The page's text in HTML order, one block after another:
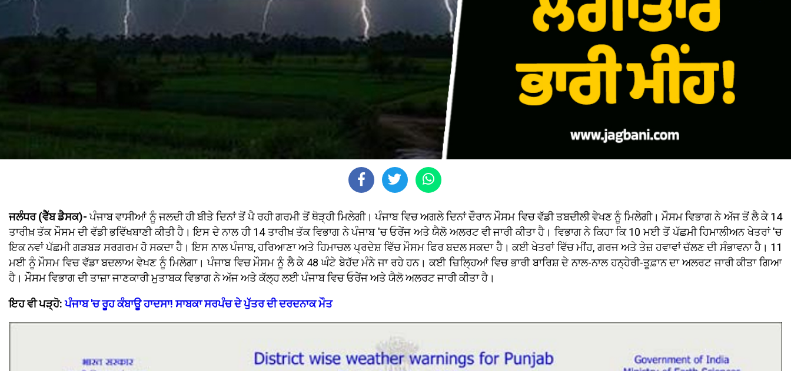
ਜਲੰਧਰ (ਵੈੱਬ ਡੈਸਕ)-ਪੰਜਾਬ ਵਾਸੀਆਂ ਨੂੰ ਜਲਦੀ ਹੀ ਬੀਤੇ ਦਿਨਾਂ ਤੋਂ ਪੈ ਰਹੀ ਗਰਮੀ ਤੋਂ ਥੋੜ੍ਹੀ ਮਿਲੇਗੀ। ਪੰਜਾਬ ਵਿਚ ਅਗਲੇ ਦਿਨਾਂ ਦੌਰਾਨ ਮੌਸਮ ਵਿਚ ਵੱਡੀ ਤਬਦੀਲੀ ਵੇਖਣ ਨੂੰ ਮਿਲੇਗੀ। ਮੌਸਮ ਵਿਭਾਗ ਨੇ ਅੱਜ ਤੋਂ ਲੈ ਕੇ 14
ਤਾਰੀਖ਼ ਤੱਕ ਮੌਸਮ ਦੀ ਵੱਡੀ ਭਵਿੱਖਬਾਣੀ ਕੀਤੀ ਹੈ। ਇਸ ਦੇ ਨਾਲ ਹੀ 14 ਤਾਰੀਖ਼ ਤੱਕ ਵਿਭਾਗ ਨੇ ਪੰਜਾਬ 'ਚ ਓਰੇਂਜ ਅਤੇ ਯੈਲੋ ਅਲਰਟ ਵੀ ਜਾਰੀ ਕੀਤਾ ਹੈ। ਵਿਭਾਗ ਨੇ ਕਿਹਾ ਕਿ 10 ਮਈ ਤੋਂ ਪੱਛਮੀ ਹਿਮਾਲੀਅਨ ਖੇਤਰਾਂ 'ਚ
ਇਕ ਨਵਾਂ ਪੱਛਮੀ ਗੜਬੜ ਸਰਗਰਮ ਹੋ ਸਕਦਾ ਹੈ। ਇਸ ਨਾਲ ਪੰਜਾਬ, ਹਰਿਆਣਾ ਅਤੇ ਹਿਮਾਚਲ ਪ੍ਰਦੇਸ਼ ਵਿੱਚ ਮੌਸਮ ਫਿਰ ਬਦਲ ਸਕਦਾ ਹੈ। ਕਈ ਖੇਤਰਾਂ ਵਿੱਚ ਮੀਂਹ, ਗਰਜ ਅਤੇ ਤੇਜ਼ ਹਵਾਵਾਂ ਚੱਲਣ ਦੀ ਸੰਭਾਵਨਾ ਹੈ। 11
ਮਈ ਨੂੰ ਮੌਸਮ ਵਿਚ ਵੱਡਾ ਬਦਲਾਅ ਵੇਖਣ ਨੂੰ ਮਿਲੇਗਾ। ਪੰਜਾਬ ਵਿਚ ਮੌਸਮ ਨੂੰ ਲੈ ਕੇ 48 ਘੰਟੇ ਬੇਹੱਦ ਮੰਨੇ ਜਾ ਰਹੇ ਹਨ। ਕਈ ਜ਼ਿਲ੍ਹਿਆਂ ਵਿਚ ਭਾਰੀ ਬਾਰਿਸ਼ ਦੇ ਨਾਲ-ਨਾਲ ਹਨ੍ਹੇਰੀ-ਤੂਫ਼ਾਨ ਦਾ ਅਲਰਟ ਜਾਰੀ ਕੀਤਾ ਗਿਆ
ਹੈ। ਮੌਸਮ ਵਿਭਾਗ ਦੀ ਤਾਜ਼ਾ ਜਾਣਕਾਰੀ ਮੁਤਾਬਕ ਵਿਭਾਗ ਨੇ ਅੱਜ ਅਤੇ ਕੱਲ੍ਹ ਲਈ ਪੰਜਾਬ ਵਿਚ ਓਰੇਂਜ ਅਤੇ ਯੈਲੋ ਅਲਰਟ ਜਾਰੀ ਕੀਤਾ ਹੈ।
ਇਹ ਵੀ ਪੜ੍ਹੋ:ਪੰਜਾਬ 'ਚ ਰੂਹ ਕੰਬਾਊ ਹਾਦਸਾ! ਸਾਬਕਾ ਸਰਪੰਚ ਦੇ ਪੁੱਤਰ ਦੀ ਦਰਦਨਾਕ ਮੌਤ